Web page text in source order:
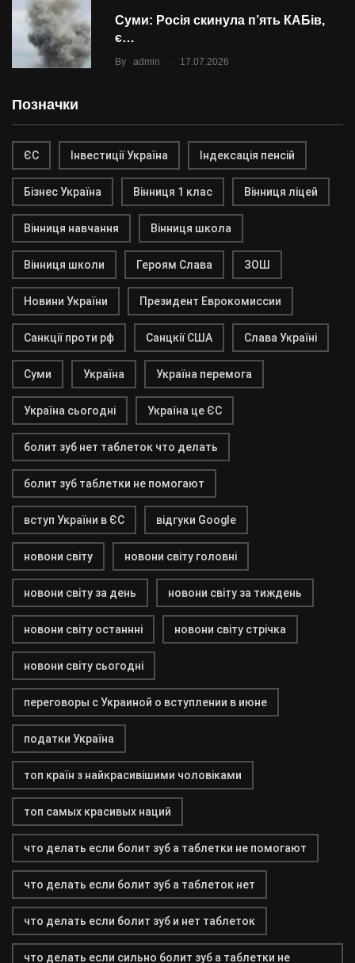
Суми: Росія скинула п’ять КАБів,
є…
By admin . 17.07.2026
Позначки
ЄС Інвестиції Україна Індексація пенсій
Бізнес Україна Вінниця 1 клас Вінниця ліцей
Вінниця навчання Вінниця школа
Вінниця школи Героям Слава ЗОШ
Новини України Президент Еврокомиссии
Санкції проти рф Санцкії США Слава Україні
Суми Україна Україна перемога
Україна сьогодні Україна це ЄС
болит зуб нет таблеток что делать
болит зуб таблетки не помогают
вступ України в ЄС відгуки Google
новони світу новони світу головні
новони світу за день новони світу за тиждень
новони світу останнні новони світу стрічка
новони світу сьогодні
переговоры с Украиной о вступлении в июне
податки Україна
топ країн з найкрасивішими чоловіками
топ самых красивых наций
что делать если болит зуб а таблетки не помогают
что делать если болит зуб а таблеток нет
что делать если болит зуб и нет таблеток
что делать если сильно болит зуб а таблетки не